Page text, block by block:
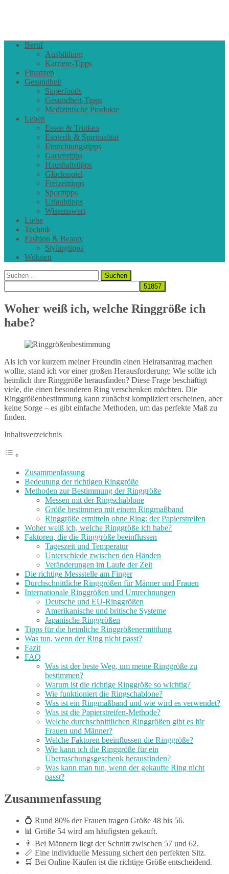
Beruf
Ausbildung
Karriere-Tipps
Finanzen
Gesundheit
Superfoods
Gesundheit-Tipps
Medizinische Produkte
Leben
Essen & Trinken
Esoterik & Spiritualität
Einrichtungstipps
Gartentipps
Haushaltstipps
Glücksspiel
Freizeittipps
Sporttipps
Urlaubtipps
Wissenswert
Liebe
Technik
Fashion & Beauty
Stylingtipps
Wohnen
Suchen
nach:
Woher weiß ich, welche Ringgröße ich
habe?
Als ich vor kurzem meiner Freundin einen Heiratsantrag machen
wollte, stand ich vor einer großen Herausforderung: Wie sollte ich
heimlich ihre Ringgröße herausfinden? Diese Frage beschäftigt
viele, die einen besonderen Ring verschenken möchten. Die
Ringgrößenbestimmung kann zunächst kompliziert erscheinen, aber
keine Sorge – es gibt einfache Methoden, um das perfekte Maß zu
finden.
Inhaltsverzeichnis
Zusammenfassung
Bedeutung der richtigen Ringgröße
Methoden zur Bestimmung der Ringgröße
Messen mit der Ringschablone
Größe bestimmen mit einem Ringmaßband
Ringgröße ermitteln ohne Ring: der Papierstreifen
Woher weiß ich, welche Ringgröße ich habe?
Faktoren, die die Ringgröße beeinflussen
Tageszeit und Temperatur
Unterschiede zwischen den Händen
Veränderungen im Laufe der Zeit
Die richtige Messstelle am Finger
Durchschnittliche Ringgrößen für Männer und Frauen
Internationale Ringgrößen und Umrechnungen
Deutsche und EU-Ringgrößen
Amerikanische und britische Systeme
Japanische Ringgrößen
Tipps für die heimliche Ringgrößenermittlung
Was tun, wenn der Ring nicht passt?
Fazit
FAQ
Was ist der beste Weg, um meine Ringgröße zu
bestimmen?
Warum ist die richtige Ringgröße so wichtig?
Wie funktioniert die Ringschablone?
Was ist ein Ringmaßband und wie wird es verwendet?
Was ist die Papierstreifen-Methode?
Welche durchschnittlichen Ringgrößen gibt es für
Frauen und Männer?
Welche Faktoren beeinflussen die Ringgröße?
Wie kann ich die Ringgröße für ein
Überraschungsgeschenk herausfinden?
Was kann man tun, wenn der gekaufte Ring nicht
passt?
Zusammenfassung
💍 Rund 80% der Frauen tragen Größe 48 bis 56.
📊 Größe 54 wird am häufigsten gekauft.
👨 Bei Männern liegt der Schnitt zwischen 57 und 62.
📏 Eine individuelle Messung sichert den perfekten Sitz.
🛒 Bei Online-Käufen ist die richtige Größe entscheidend.